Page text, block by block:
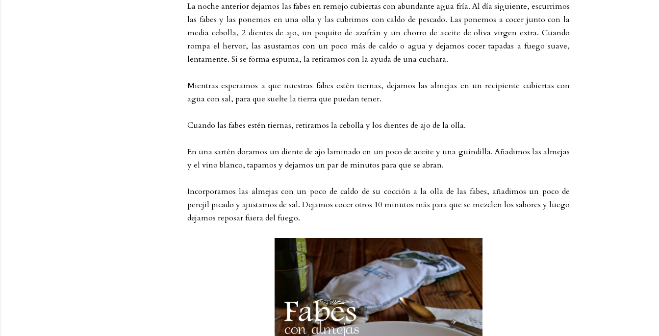
La noche anterior dejamos las fabes en remojo cubiertas con abundante agua fría. Al día siguiente, escurrimos
las fabes y las ponemos en una olla y las cubrimos con caldo de pescado. Las ponemos a cocer junto con la
media cebolla, 2 dientes de ajo, un poquito de azafrán y un chorro de aceite de oliva virgen extra. Cuando
rompa el hervor, las asustamos con un poco más de caldo o agua y dejamos cocer tapadas a fuego suave,
lentamente. Si se forma espuma, la retiramos con la ayuda de una cuchara.
Mientras esperamos a que nuestras fabes estén tiernas, dejamos las almejas en un recipiente cubiertas con
agua con sal, para que suelte la tierra que puedan tener.
Cuando las fabes estén tiernas, retiramos la cebolla y los dientes de ajo de la olla.
En una sartén doramos un diente de ajo laminado en un poco de aceite y una guindilla. Añadimos las almejas
y el vino blanco, tapamos y dejamos un par de minutos para que se abran.
Incorporamos las almejas con un poco de caldo de su cocción a la olla de las fabes, añadimos un poco de
perejil picado y ajustamos de sal. Dejamos cocer otros 10 minutos más para que se mezclen los sabores y luego
dejamos reposar fuera del fuego.